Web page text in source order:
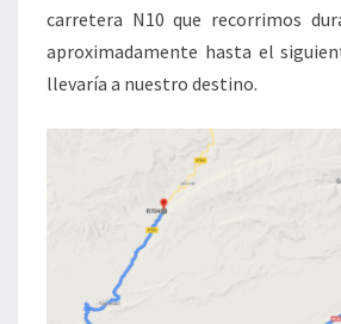
carretera N10 que recorrimos
aproximadamente hasta el
llevaría a nuestro destino.